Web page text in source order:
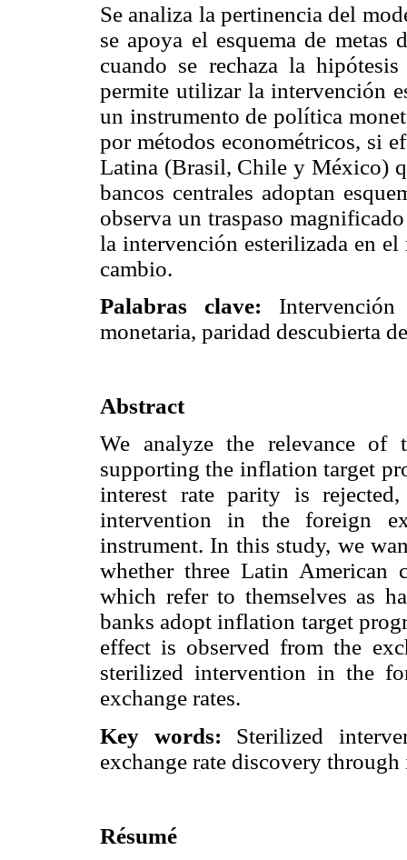
Se analiza la pertinencia del
se apoya el esquema de
cuando se rechaza la
permite utilizar la intervención
un instrumento de política
por métodos econométricos, si
Latina (Brasil, Chile y México)
bancos centrales adoptan
observa un traspaso
la intervención esterilizada en
cambio.
Palabras clave:
monetaria, paridad descubierta
Abstract
We analyze the relevance of
supporting the inflation target
interest rate parity is
intervention in the foreign
instrument. In this study, we
whether three Latin
which refer to themselves as
banks adopt inflation target
effect is observed from the
sterilized intervention in the
exchange rates.
Key words: Sterilized
exchange rate discovery
Résumé